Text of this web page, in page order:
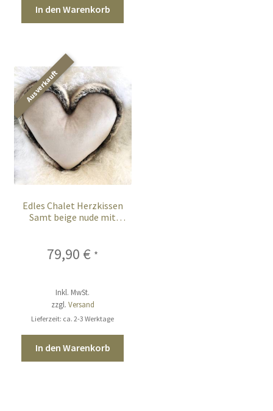
In den Warenkorb
Edles Chalet Herzkissen
Samt beige nude mit
79,90 € *
Inkl. MwSt.
zzgl. Versand
Lieferzeit: ca. 2-3 Werktage
In den Warenkorb